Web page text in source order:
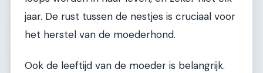
jaar. De rust tussen de nestjes is cruciaal voor
het herstel van de moederhond.
Ook de leeftijd van de moeder is belangrijk.